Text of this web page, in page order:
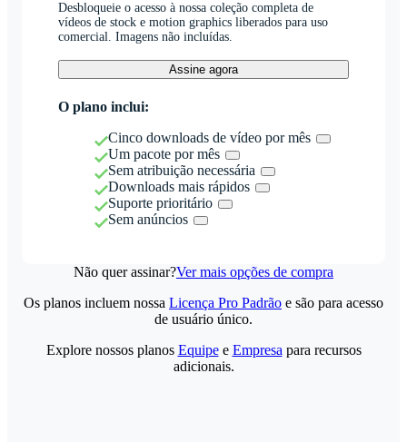
Desbloqueie o acesso à nossa coleção completa de
vídeos de stock e motion graphics liberados para uso
comercial. Imagens não incluídas.
Assine agora
O plano inclui:
Cinco downloads de vídeo por mês
Um pacote por mês
Sem atribuição necessária
Downloads mais rápidos
Suporte prioritário
Sem anúncios
Não quer assinar?Ver mais opções de compra
Os planos incluem nossa Licença Pro Padrão e são para acesso
de usuário único.
Explore nossos planos Equipee Empresa para recursos
adicionais.